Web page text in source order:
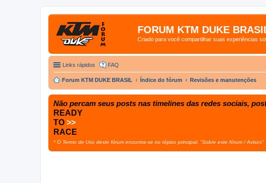
FORUM KTM DUKE
Criado para você compartilhar suas experiências
Links rápidos FAQ
Forum KTM DUKE BRASIL Índice do fórum Revisões e manutenções
Não percam seus posts nas timelines das redes sociais,
READY
TO >>
RACE
* O Termo de Uso deste fórum encontra-se no tópico principal: "Sobre este fórum / Avisos"